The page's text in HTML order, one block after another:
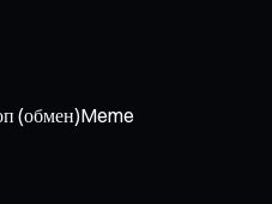
(обмен)Meme